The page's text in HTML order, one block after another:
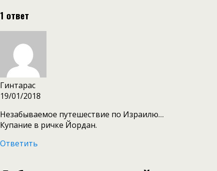
1 ответ
Гинтарас
19/01/2018
Незабываемое путешествие по Израилю…
Купание в ричке Йордан.
Ответить